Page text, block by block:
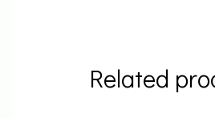
Related